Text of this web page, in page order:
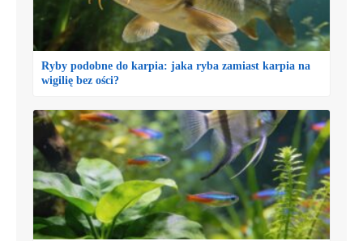
Ryby podobne do karpia: jaka ryba zamiast karpia na
wigilię bez ości?